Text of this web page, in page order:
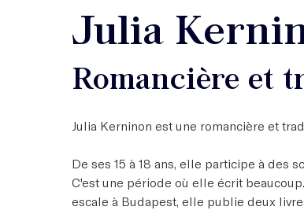
Julia
Romancière et
Julia Kerninon est une romancière et
De ses 15 à 18 ans, elle participe à des
C'est une période où elle écrit
escale à Budapest, elle publie deux